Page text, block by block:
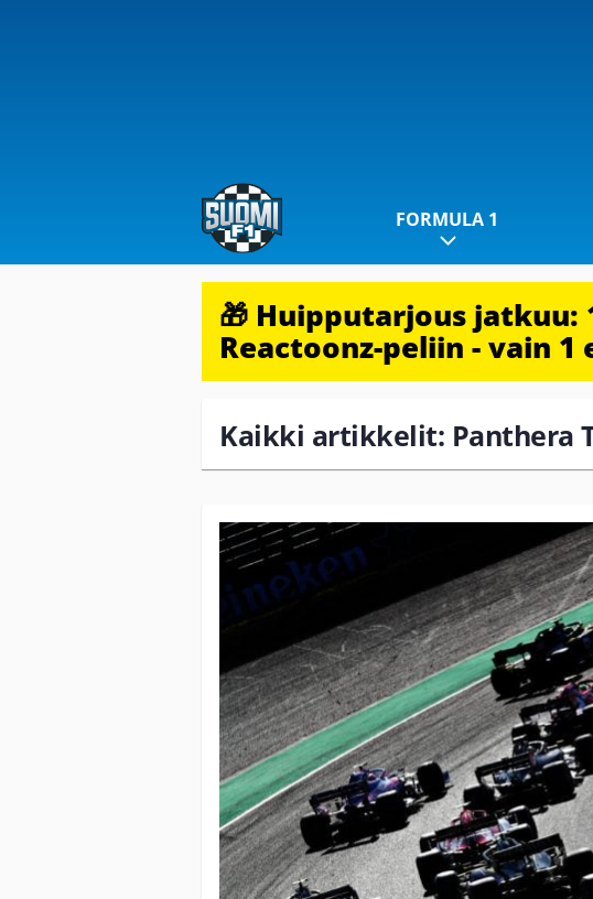
FORMULA 1
🎁 Huipputarjous
Reactoonz-peliin - vain 1
Kaikki artikkelit: Panthera